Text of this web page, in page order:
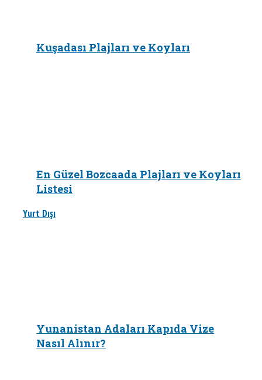
Kuşadası Plajları ve Koyları
En Güzel Bozcaada Plajları ve Koyları
Listesi
Yurt Dışı
Yunanistan Adaları Kapıda Vize
Nasıl Alınır?